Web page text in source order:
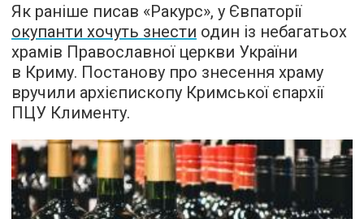
Як раніше писав «Ракурс», у Євпаторії
окупанти хочуть знести один із небагатьох
храмів Православної церкви України
в Криму. Постанову про знесення храму
вручили архієпископу Кримської єпархії
ПЦУ Клименту.